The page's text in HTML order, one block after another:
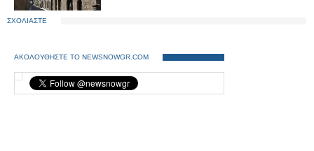
ΣΧΟΛΙΑΣΤΕ
ΑΚΟΛΟΥΘΗΣΤΕ ΤΟ NEWSNOWGR.COM